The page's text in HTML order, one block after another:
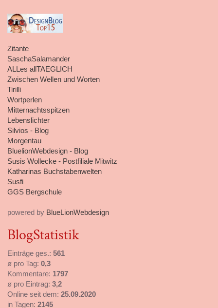
Zitante
SaschaSalamander
ALLes allTAEGLICH
Zwischen Wellen und Worten
Tirilli
Wortperlen
Mitternachtsspitzen
Lebenslichter
Silvios - Blog
Morgentau
BluelionWebdesign - Blog
Susis Wollecke - Postfiliale Mitwitz
Katharinas Buchstabenwelten
Susfi
GGS Bergschule
powered by BlueLionWebdesign
BlogStatistik
Einträge ges.: 561
ø pro Tag: 0,3
Kommentare: 1797
ø pro Eintrag: 3,2
Online seit dem: 25.09.2020
in Tagen: 2145